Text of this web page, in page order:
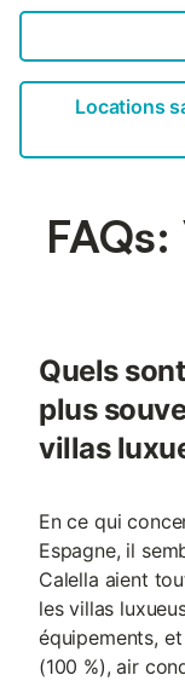
Locations
Quels
plus
villas
En ce qui
Espagne, il
Calella aient
les villas
équipements,
(100 %), air